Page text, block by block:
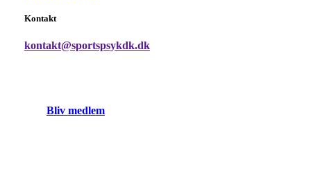
Kontakt
kontakt@sportspsykdk.dk
Bliv medlem